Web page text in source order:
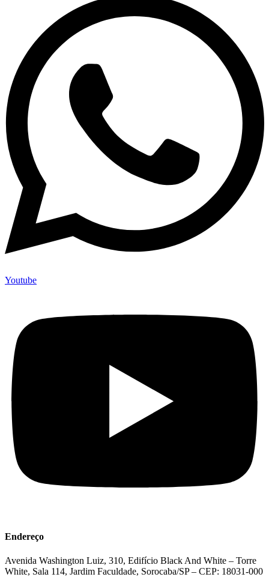
Youtube
Endereço
Avenida Washington Luiz, 310, Edifício Black And White – Torre
White, Sala 114, Jardim Faculdade, Sorocaba/SP – CEP: 18031-000